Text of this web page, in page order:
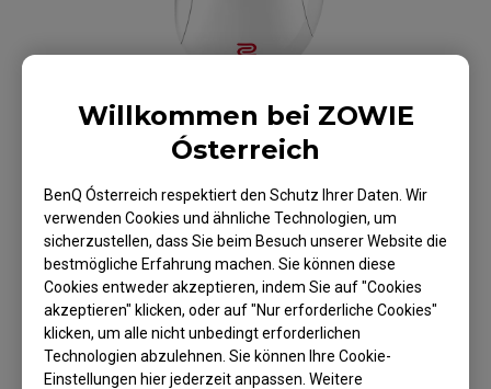
Willkommen bei ZOWIE
Ósterreich
BenQ Ósterreich respektiert den Schutz Ihrer Daten. Wir
verwenden Cookies und ähnliche Technologien, um
sicherzustellen, dass Sie beim Besuch unserer Website die
bestmögliche Erfahrung machen. Sie können diese
Cookies entweder akzeptieren, indem Sie auf "Cookies
akzeptieren" klicken, oder auf "Nur erforderliche Cookies"
klicken, um alle nicht unbedingt erforderlichen
Technologien abzulehnen. Sie können Ihre Cookie-
Einstellungen hier jederzeit anpassen. Weitere
ZOWIE EC1 V2 Maus
für Esport - Weiße
Edition
Zurück zum Produkt